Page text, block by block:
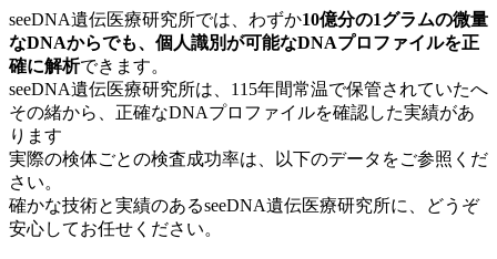
seeDNA遺伝医療研究所では、わずか10億分の1グラムの微量
なDNAからでも、個人識別が可能なDNAプロファイルを正
確に解析できます。
seeDNA遺伝医療研究所は、115年間常温で保管されていたへ
その緒から、正確なDNAプロファイルを確認した実績があ
ります
実際の検体ごとの検査成功率は、以下のデータをご参照くだ
さい。
確かな技術と実績のあるseeDNA遺伝医療研究所に、どうぞ
安心してお任せください。